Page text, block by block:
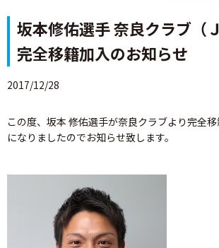
坂本修佑選手 奈良クラブ（
完全移籍加入のお知らせ
2017/12/28
この度、坂本 修佑選手が奈良クラブより完全
になりましたのでお知らせ致します。